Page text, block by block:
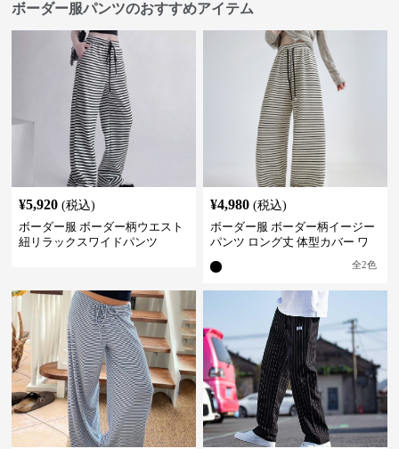
ボーダー服パンツのおすすめアイテム
¥5,920 (税込)
ボーダー服 ボーダー柄ウエスト
紐リラックスワイドパンツ
¥4,980 (税込)
ボーダー服 ボーダー柄イージー
パンツ ロング丈 体型カバー ワ
全2色